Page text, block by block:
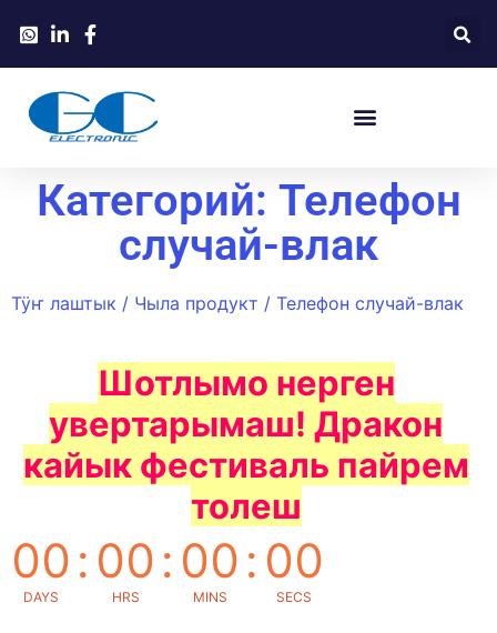
Категорий: Телефон
случай-влак
Тӱҥ лаштык / Чыла продукт / Телефон случай-влак
Шотлымо нерген
увертарымаш! Дракон
кайык фестиваль пайрем
толеш
00
DAYS
: 00
HRS
: 00
MINS
: 00
SECS